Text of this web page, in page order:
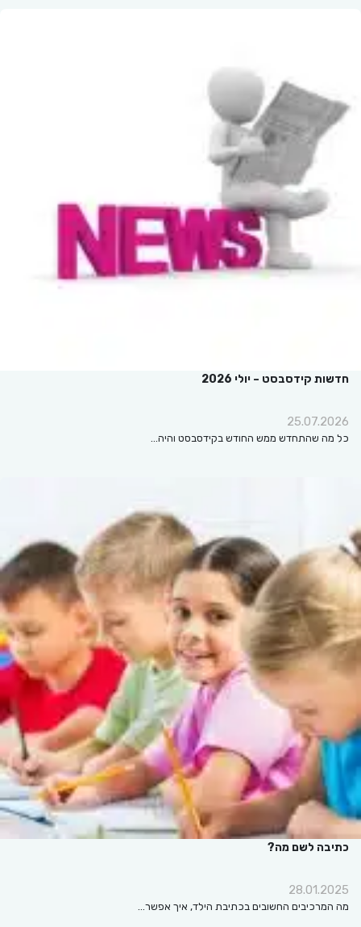
חדשות קידסבסט – יולי 2026
25.07.2026
כל מה שהתחדש ממש החודש בקידסבסט והיה…
כתיבה לשם מה?
28.01.2025
מה המרכיבים החשובים בכתיבת הילד, איך אפשר…